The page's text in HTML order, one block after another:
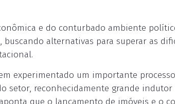
e do conturbado ambiente
buscando alternativas para superar as
experimentado um importante
setor, reconhecidamente grande
que o lançamento de imóveis e o